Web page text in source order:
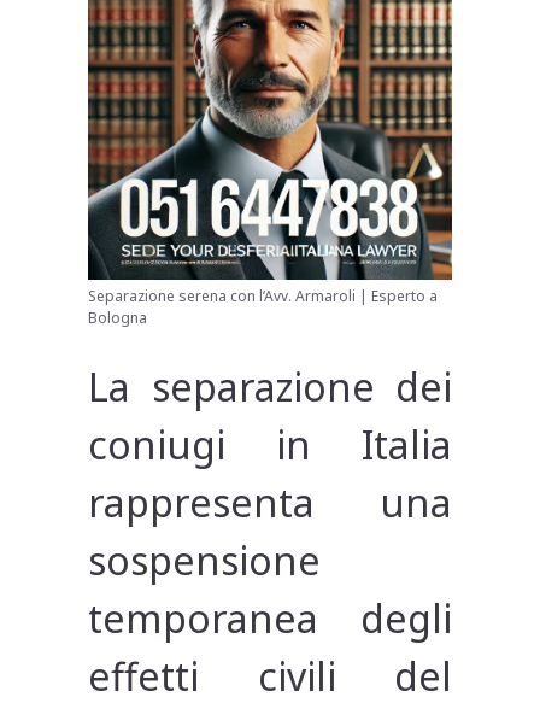
Separazione serena con l’Avv. Armaroli | Esperto a
Bologna
La separazione dei
coniugi in Italia
rappresenta una
sospensione
temporanea degli
effetti civili del